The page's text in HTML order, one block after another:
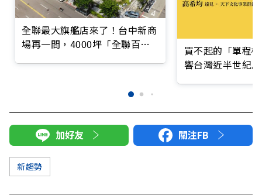
全聯最大旗艦店來了！台中新商
場再一間，4000坪「全聯百貨
買不起的「單程
響台灣近半世紀
加好友 關注FB
新趨勢